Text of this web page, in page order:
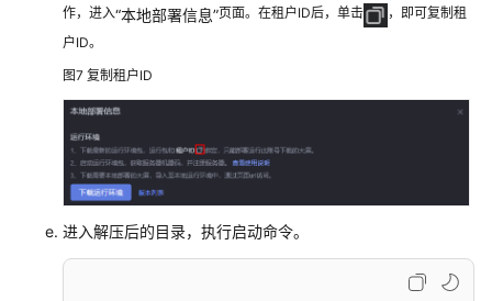
作，进入“本地部署信息”页面。在租户ID后，单击
，即可复制租
户ID。
图7 复制租户ID
进入解压后的目录，执行启动命令。